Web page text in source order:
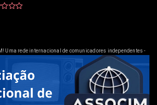
Uma rede internacional de comunicadores independentes -